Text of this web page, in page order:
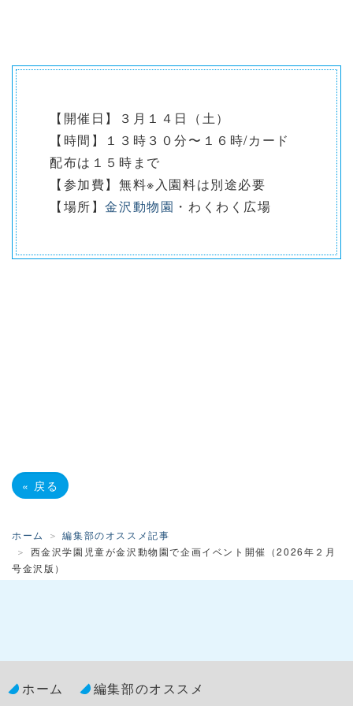
【開催日】３月１４日（土）
【時間】１３時３０分〜１６時/カード
配布は１５時まで
【参加費】無料※入園料は別途必要
【場所】金沢動物園 ・わくわく広場
« 戻る
ホーム
編集部のオススメ記事
西金沢学園児童が金沢動物園で企画イベント開催（2026年２月
号金沢版）
ホーム
編集部のオススメ